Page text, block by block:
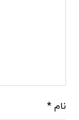
نام*